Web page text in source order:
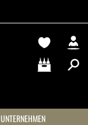
Warenkorb
UNTERNEHMEN